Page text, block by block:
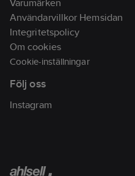
Varumärken
Användarvillkor Hemsidan
Integritetspolicy
Om cookies
Cookie-inställningar
Följ oss
Instagram